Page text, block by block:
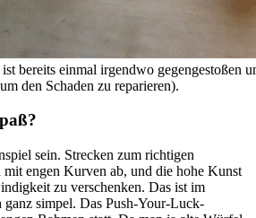
bereits einmal irgendwo
den Schaden zu reparieren).
sein. Strecken zum richtigen
mit engen Kurven ab, und die hohe Kunst
zu verschenken. Das ist im
ganz simpel. Das Push-Your-Luck-